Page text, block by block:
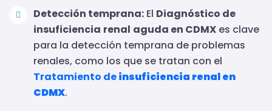
Detección temprana: El Diagnóstico de
insuficiencia renal aguda en CDMX es clave
para la detección temprana de problemas
renales, como los que se tratan con el
Tratamiento deinsuficiencia renal en
CDMX.